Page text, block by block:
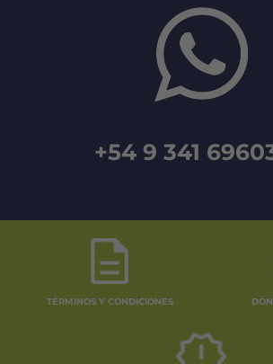
+54 9 341
TÉRMINOS Y CONDICIONES